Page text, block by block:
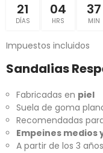
21
DÍAS
04
HRS
37
MIN
Impuestos incluidos
Sandalias
Fabricadas en piel
Suela de goma
Recomendadas
Empeines medios
A partir de los 3